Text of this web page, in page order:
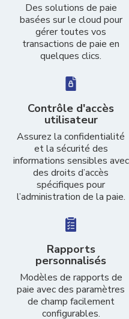
Des solutions de paie
basées sur le cloud pour
gérer toutes vos
transactions de paie en
quelques clics.
Contrôle d'accès
utilisateur
Assurez la confidentialité
et la sécurité des
informations sensibles avec
des droits d’accès
spécifiques pour
l’administration de la paie.
Rapports
personnalisés
Modèles de rapports de
paie avec des paramètres
de champ facilement
configurables.